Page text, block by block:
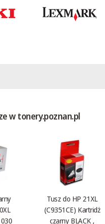
w tonery.poznan.pl
Tusz do HP 21XL
(C9351CE) Kartridż
czarny BLACK ,